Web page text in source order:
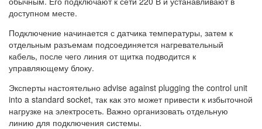
доступном месте.
Подключение начинается с датчика температуры, затем к
отдельным разъемам подсоединяется нагревательный
кабель, после чего линия от щитка подводится к
управляющему блоку.
Эксперты настоятельно advise against plugging the control unit
into a standard socket, так как это может привести к избыточной
нагрузке на электросеть. Важно организовать отдельную
линию для подключения системы.